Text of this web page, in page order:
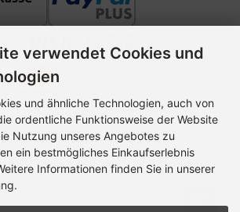
verwendet Cookies und
und ähnliche Technologien, auch von
ordentliche Funktionsweise der Website
Nutzung unseres Angebotes zu
ein bestmögliches Einkaufserlebnis
Informationen finden Sie in unserer